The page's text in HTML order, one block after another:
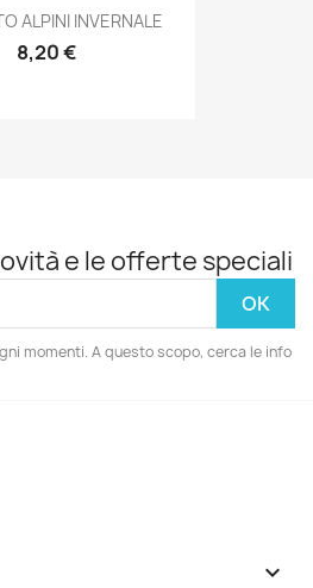
Anteprima
ALPINI INVERNALE
8,20 €
e le offerte speciali
momenti. A questo scopo, cerca le info
